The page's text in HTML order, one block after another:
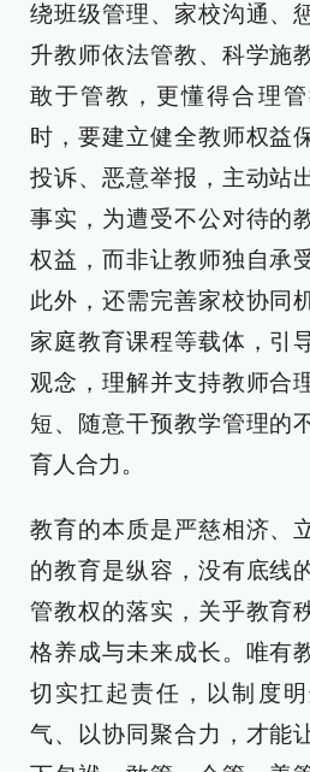
绕班级管理、家校沟通、
升教师依法管教、科学施
敢于管教，更懂得合理
时，要建立健全教师权益
投诉、恶意举报，主动站
事实，为遭受不公对待的
权益，而非让教师独自承
此外，还需完善家校协同
家庭教育课程等载体，引
观念，理解并支持教师合
短、随意干预教学管理的
育人合力。
教育的本质是严慈相济、
的教育是纵容，没有底线
管教权的落实，关乎教育
格养成与未来成长。唯有
切实扛起责任，以制度
气、以协同聚合力，才能